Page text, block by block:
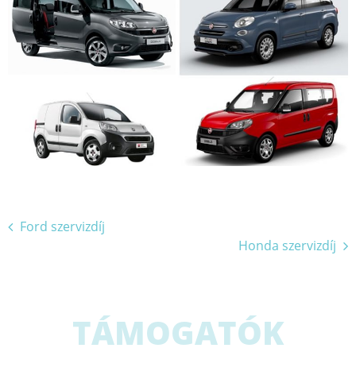
Bejegyzés
Ford szervizdíj
Honda szervizdíj
TÁMOGATÓK